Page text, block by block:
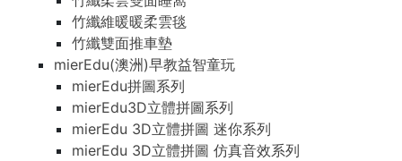
竹纖維暖暖柔雲毯
竹纖雙面推車墊
mierEdu(澳洲)早教益智童玩
mierEdu拼圖系列
mierEdu3D立體拼圖系列
mierEdu 3D立體拼圖 迷你系列
mierEdu 3D立體拼圖 仿真音效系列